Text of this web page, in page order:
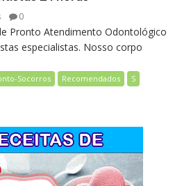
0
Pronto Atendimento Odontológico
especialistas. Nosso corpo
Socorros Recomendados
S